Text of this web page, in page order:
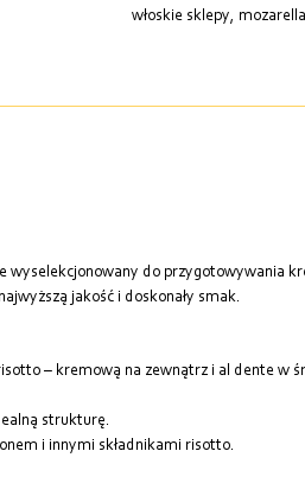
włoskie sklepy,
do przygotowywania
jakość i doskonały smak.
– kremową na zewnątrz i al dente w
strukturę.
i innymi składnikami risotto.